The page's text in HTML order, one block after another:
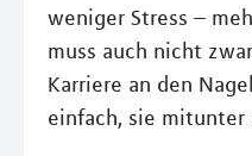
weniger Stress –
muss auch nicht
Karriere an den
einfach, sie mitunter